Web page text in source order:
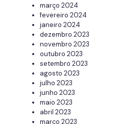
março 2024
fevereiro 2024
janeiro 2024
dezembro 2023
novembro 2023
outubro 2023
setembro 2023
agosto 2023
julho 2023
junho 2023
maio 2023
abril 2023
março 2023